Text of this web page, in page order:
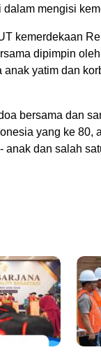
mengisi
kemerdekaan
dipimpin
anak yatim dan
bersama dan
yang ke 80,
anak dan salah